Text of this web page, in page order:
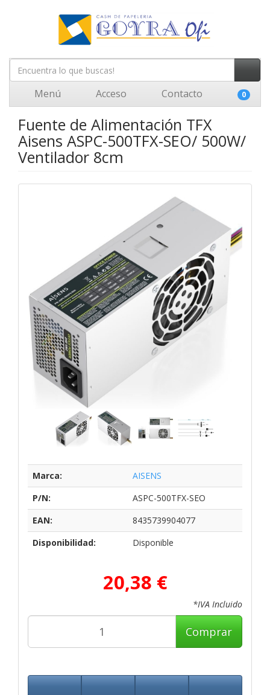
Menú Acceso Contacto 0
Fuente de Alimentación TFX
Aisens ASPC-500TFX-SEO/ 500W/
Ventilador 8cm
Marca:
AISENS
P/N:
ASPC-500TFX-SEO
EAN:
8435739904077
Disponibilidad:
Disponible
20,38 €
*IVA Incluido
Comprar